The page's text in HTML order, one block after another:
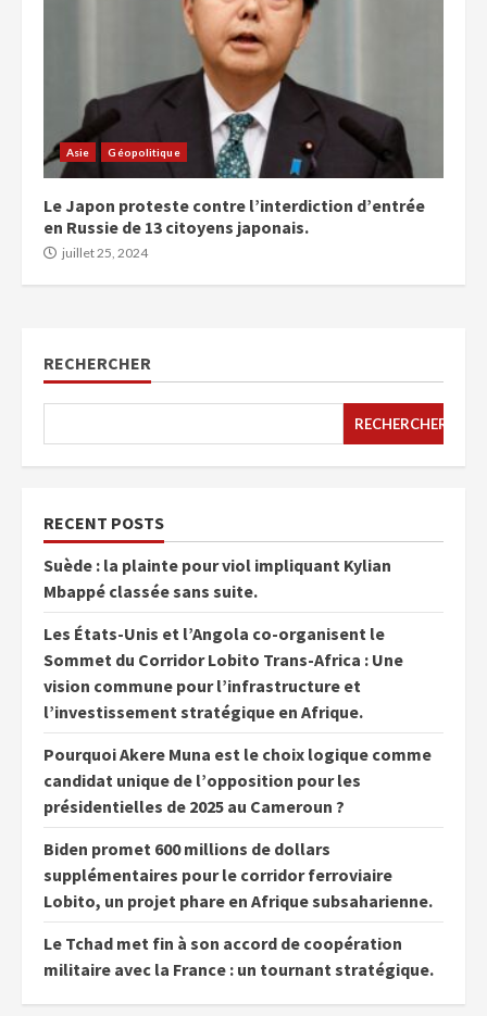
Asie Géopolitique
Le Japon proteste contre l’interdiction d’entrée
en Russie de 13 citoyens japonais.
juillet 25, 2024
RECHERCHER
RECHERCHER
RECENT POSTS
Suède : la plainte pour viol impliquant Kylian
Mbappé classée sans suite.
Les États-Unis et l’Angola co-organisent le
Sommet du Corridor Lobito Trans-Africa : Une
vision commune pour l’infrastructure et
l’investissement stratégique en Afrique.
Pourquoi Akere Muna est le choix logique comme
candidat unique de l’opposition pour les
présidentielles de 2025 au Cameroun ?
Biden promet 600 millions de dollars
supplémentaires pour le corridor ferroviaire
Lobito, un projet phare en Afrique subsaharienne.
Le Tchad met fin à son accord de coopération
militaire avec la France : un tournant stratégique.